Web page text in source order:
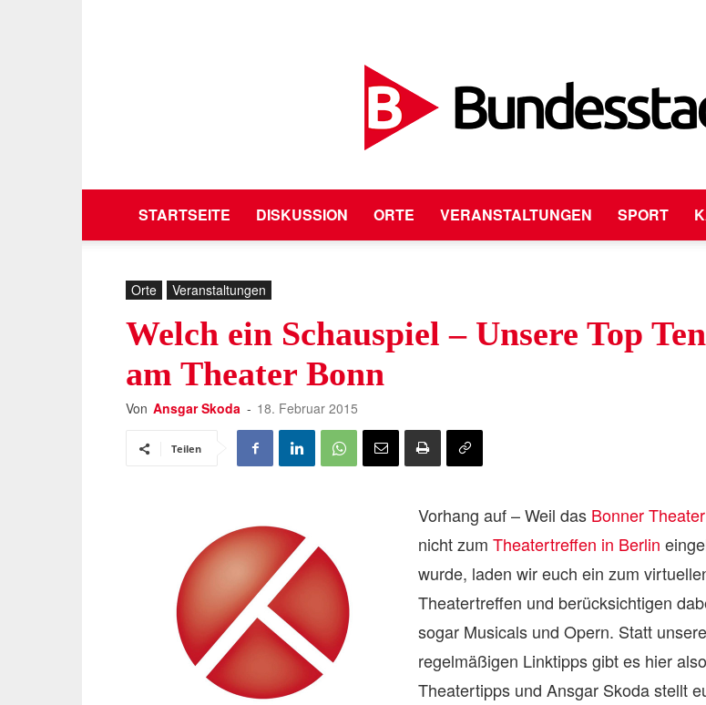
STARTSEITE DISKUSSION ORTE VERANSTALTUNGEN SPORT
Orte Veranstaltungen
Welch ein Schauspiel – Unsere Top Ten
am Theater Bonn
Von Ansgar Skoda - 18. Februar 2015
Teilen
Vorhang auf – Weil das Bonner Theater
nicht zum Theatertreffen in Berlin
wurde, laden wir euch ein zum
Theatertreffen und berücksichtigen
sogar Musicals und Opern. Statt
regelmäßigen Linktipps gibt es hier
Theatertipps und Ansgar Skoda stellt